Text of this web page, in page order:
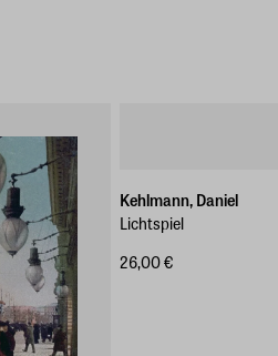
Kehlmann, Daniel
Lichtspiel
26,00 €